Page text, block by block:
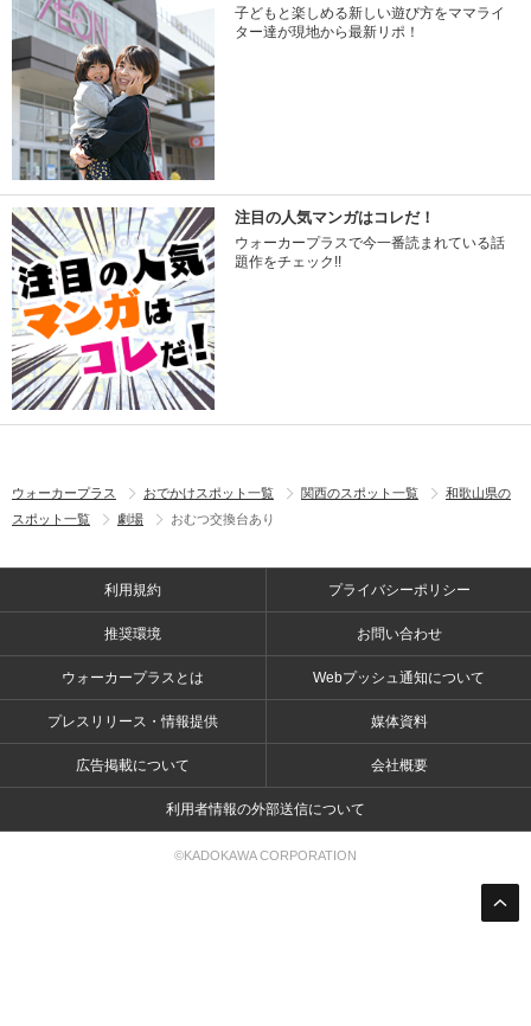
子どもと楽しめる新しい遊び方をママライ
ター達が現地から最新リポ！
注目の人気マンガはコレだ！
ウォーカープラスで今一番読まれている話
題作をチェック!!
ウォーカープラス おでかけスポット一覧 関西のスポット一覧
和歌山県の
スポット一覧
劇場 おむつ交換台あり
利用規約 プライバシーポリシー
推奨環境 お問い合わせ
ウォーカープラスとは Webプッシュ通知について
プレスリリース・情報提供 媒体資料
広告掲載について 会社概要
利用者情報の外部送信について
©KADOKAWA CORPORATION